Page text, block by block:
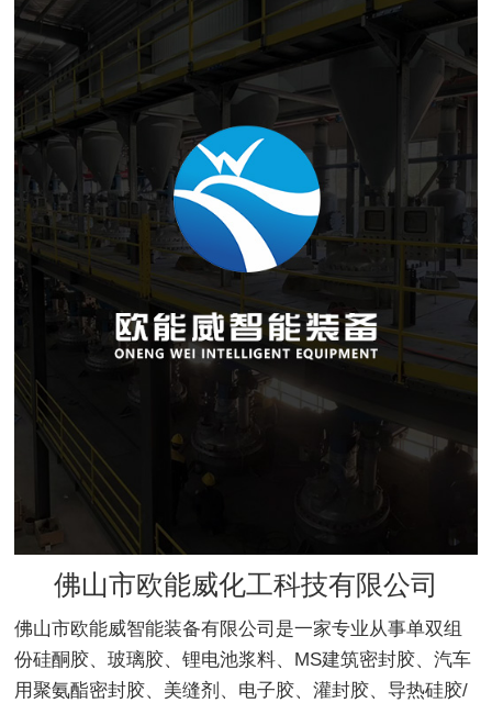
佛山市欧能威化工科技有限公司
佛山市欧能威智能装备有限公司是一家专业从事单双组
份硅酮胶、玻璃胶、锂电池浆料、MS建筑密封胶、汽车
用聚氨酯密封胶、美缝剂、电子胶、灌封胶、导热硅胶/